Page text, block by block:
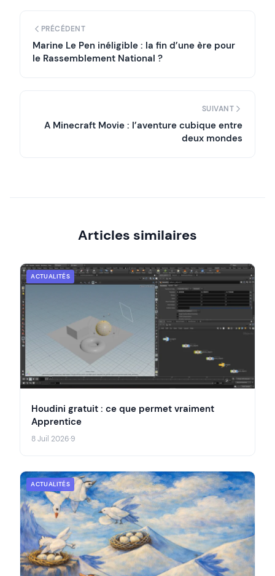
PRÉCÉDENT
Marine Le Pen inéligible : la fin d’une ère pour
le Rassemblement National ?
SUIVANT
A Minecraft Movie : l’aventure cubique entre
deux mondes
Articles similaires
ACTUALITÉS
Houdini gratuit : ce que permet vraiment
Apprentice
8 Juil 2026·9
ACTUALITÉS